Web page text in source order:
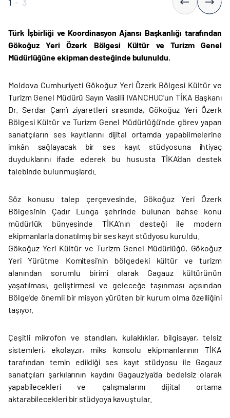
Türk İşbirliği ve Koordinasyon Ajansı Başkanlığı tarafından
Gökoğuz Yeri Özerk Bölgesi Kültür ve Turizm Genel
Müdürlüğüne ekipman desteğinde bulunuldu.
Moldova Cumhuriyeti Gökoğuz Yeri Özerk Bölgesi Kültür ve
Turizm Genel Müdürü Sayın Vasilii IVANCHUC’un TİKA Başkanı
Dr. Serdar Çam’ı ziyaretleri sırasında, Gökoğuz Yeri Özerk
Bölgesi Kültür ve Turizm Genel Müdürlüğü’nde görev yapan
sanatçıların ses kayıtlarını dijital ortamda yapabilmelerine
imkân sağlayacak bir ses kayıt stüdyosuna ihtiyaç
duyduklarını ifade ederek bu hususta TİKA’dan destek
talebinde bulunmuşlardı.
Söz konusu talep çerçevesinde, Gökoğuz Yeri Özerk
Bölgesi’nin Çadır Lunga şehrinde bulunan bahse konu
müdürlük bünyesinde TİKA’nın desteği ile modern
ekipmanlarla donatılmış bir ses kayıt stüdyosu kuruldu.
Gökoğuz Yeri Kültür ve Turizm Genel Müdürlüğü, Gökoğuz
Yeri Yürütme Komitesi’nin bölgedeki kültür ve turizm
alanından sorumlu birimi olarak Gagauz kültürünün
yaşatılması, geliştirmesi ve geleceğe taşınması açısından
Bölge’de önemli bir misyon yürüten bir kurum olma özelliğini
taşıyor.
Çeşitli mikrofon ve standları, kulaklıklar, bilgisayar, telsiz
sistemleri, ekolayzır, miks konsolu ekipmanlarının TİKA
tarafından temin edildiği ses kayıt stüdyosu ile Gagauz
sanatçıları şarkılarının kaydını Gagauziya’da bedelsiz olarak
yapabilecekleri ve çalışmalarını dijital ortama
aktarabilecekleri bir stüdyoya kavuştular.